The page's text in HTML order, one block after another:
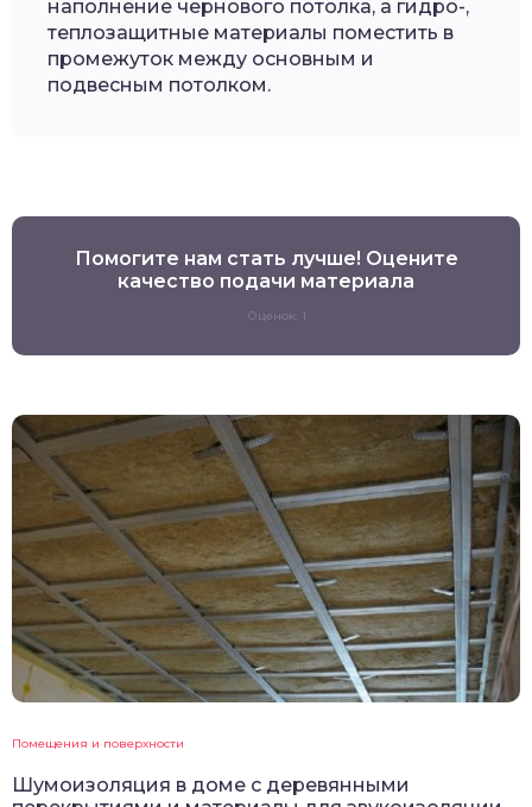
наполнение чернового потолка, а гидро-,
теплозащитные материалы поместить в
промежуток между основным и
подвесным потолком.
Помогите нам стать лучше! Оцените
качество подачи материала
Оценок: 1
Помещения и поверхности
Шумоизоляция в доме с деревянными